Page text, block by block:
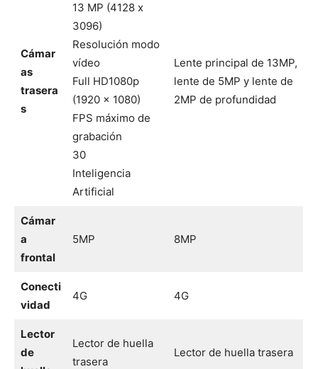
Cámar
as
trasera
s
13 MP (4128 x
3096)
Resolución modo
vídeo
Full HD1080p
(1920 x 1080)
FPS máximo de
grabación
30
Inteligencia
Artificial
Lente principal de 13MP,
lente de 5MP y lente de
2MP de profundidad
Cámar
a
frontal
5MP 8MP
Conecti
vidad
4G 4G
Lector
de
Lector de huella
trasera
Lector de huella trasera